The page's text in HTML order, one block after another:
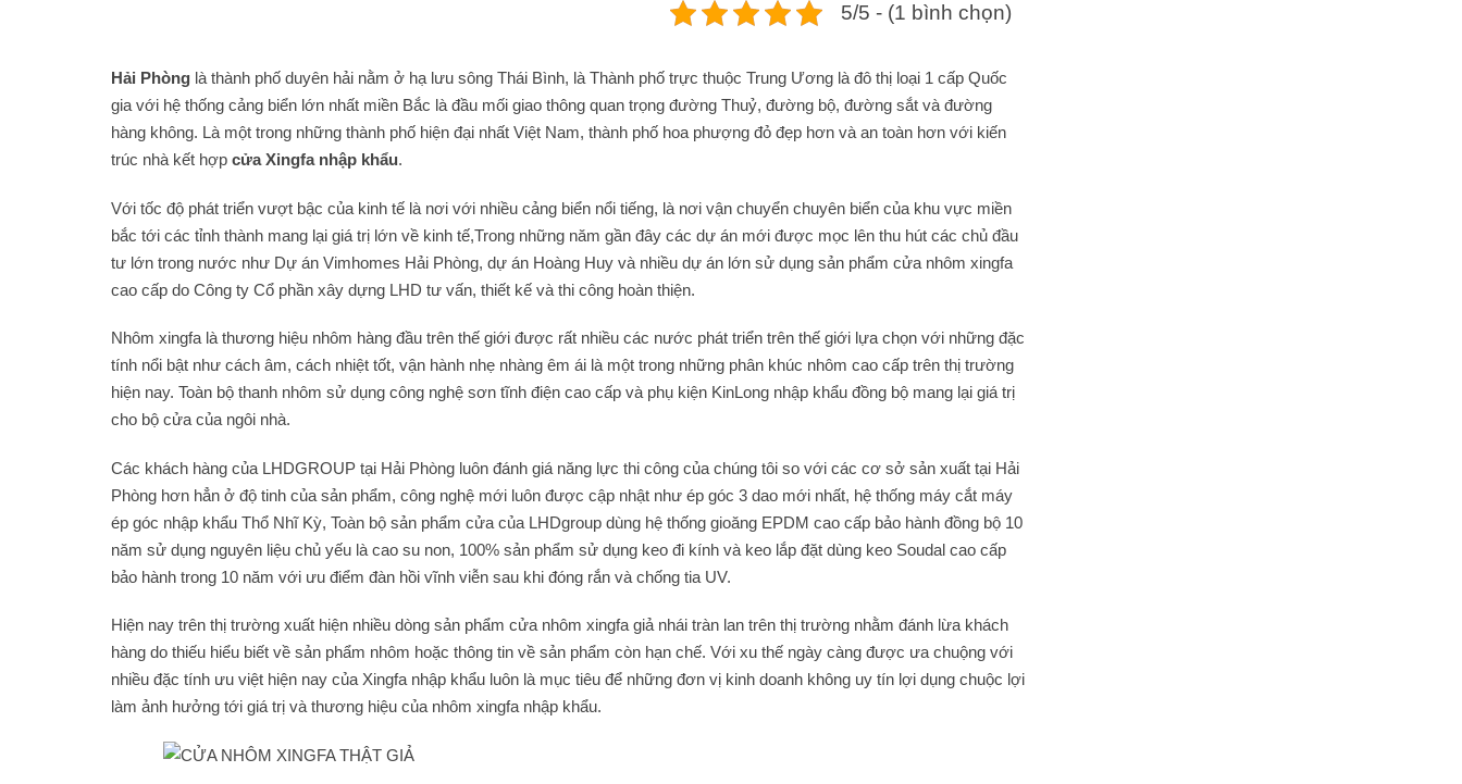
5/5 - (1 bình chọn)
Hải Phòng là thành phố duyên hải nằm ở hạ lưu sông Thái Bình, là Thành phố trực thuộc Trung Ương là đô thị loại 1 cấp Quốc
gia với hệ thống cảng biển lớn nhất miền Bắc là đầu mối giao thông quan trọng đường Thuỷ, đường bộ, đường sắt và đường
hàng không. Là một trong những thành phố hiện đại nhất Việt Nam, thành phố hoa phượng đỏ đẹp hơn và an toàn hơn với kiến
trúc nhà kết hợp cửa Xingfa nhập khẩu.
Với tốc độ phát triển vượt bậc của kinh tế là nơi với nhiều cảng biển nổi tiếng, là nơi vận chuyển chuyên biển của khu vực miền
bắc tới các tỉnh thành mang lại giá trị lớn về kinh tế,Trong những năm gần đây các dự án mới được mọc lên thu hút các chủ đầu
tư lớn trong nước như Dự án Vimhomes Hải Phòng, dự án Hoàng Huy và nhiều dự án lớn sử dụng sản phẩm cửa nhôm xingfa
cao cấp do Công ty Cổ phần xây dựng LHD tư vấn, thiết kế và thi công hoàn thiện.
Nhôm xingfa là thương hiệu nhôm hàng đầu trên thế giới được rất nhiều các nước phát triển trên thế giới lựa chọn với những đặc
tính nổi bật như cách âm, cách nhiệt tốt, vận hành nhẹ nhàng êm ái là một trong những phân khúc nhôm cao cấp trên thị trường
hiện nay. Toàn bộ thanh nhôm sử dụng công nghệ sơn tĩnh điện cao cấp và phụ kiện KinLong nhập khẩu đồng bộ mang lại giá trị
cho bộ cửa của ngôi nhà.
Các khách hàng của LHDGROUP tại Hải Phòng luôn đánh giá năng lực thi công của chúng tôi so với các cơ sở sản xuất tại Hải
Phòng hơn hẳn ở độ tinh của sản phẩm, công nghệ mới luôn được cập nhật như ép góc 3 dao mới nhất, hệ thống máy cắt máy
ép góc nhập khẩu Thổ Nhĩ Kỳ, Toàn bộ sản phẩm cửa của LHDgroup dùng hệ thống gioăng EPDM cao cấp bảo hành đồng bộ 10
năm sử dụng nguyên liệu chủ yếu là cao su non, 100% sản phẩm sử dụng keo đi kính và keo lắp đặt dùng keo Soudal cao cấp
bảo hành trong 10 năm với ưu điểm đàn hồi vĩnh viễn sau khi đóng rắn và chống tia UV.
Hiện nay trên thị trường xuất hiện nhiều dòng sản phẩm cửa nhôm xingfa giả nhái tràn lan trên thị trường nhằm đánh lừa khách
hàng do thiếu hiểu biết về sản phẩm nhôm hoặc thông tin về sản phẩm còn hạn chế. Với xu thế ngày càng được ưa chuộng với
nhiều đặc tính ưu việt hiện nay của Xingfa nhập khẩu luôn là mục tiêu để những đơn vị kinh doanh không uy tín lợi dụng chuộc lợi
làm ảnh hưởng tới giá trị và thương hiệu của nhôm xingfa nhập khẩu.